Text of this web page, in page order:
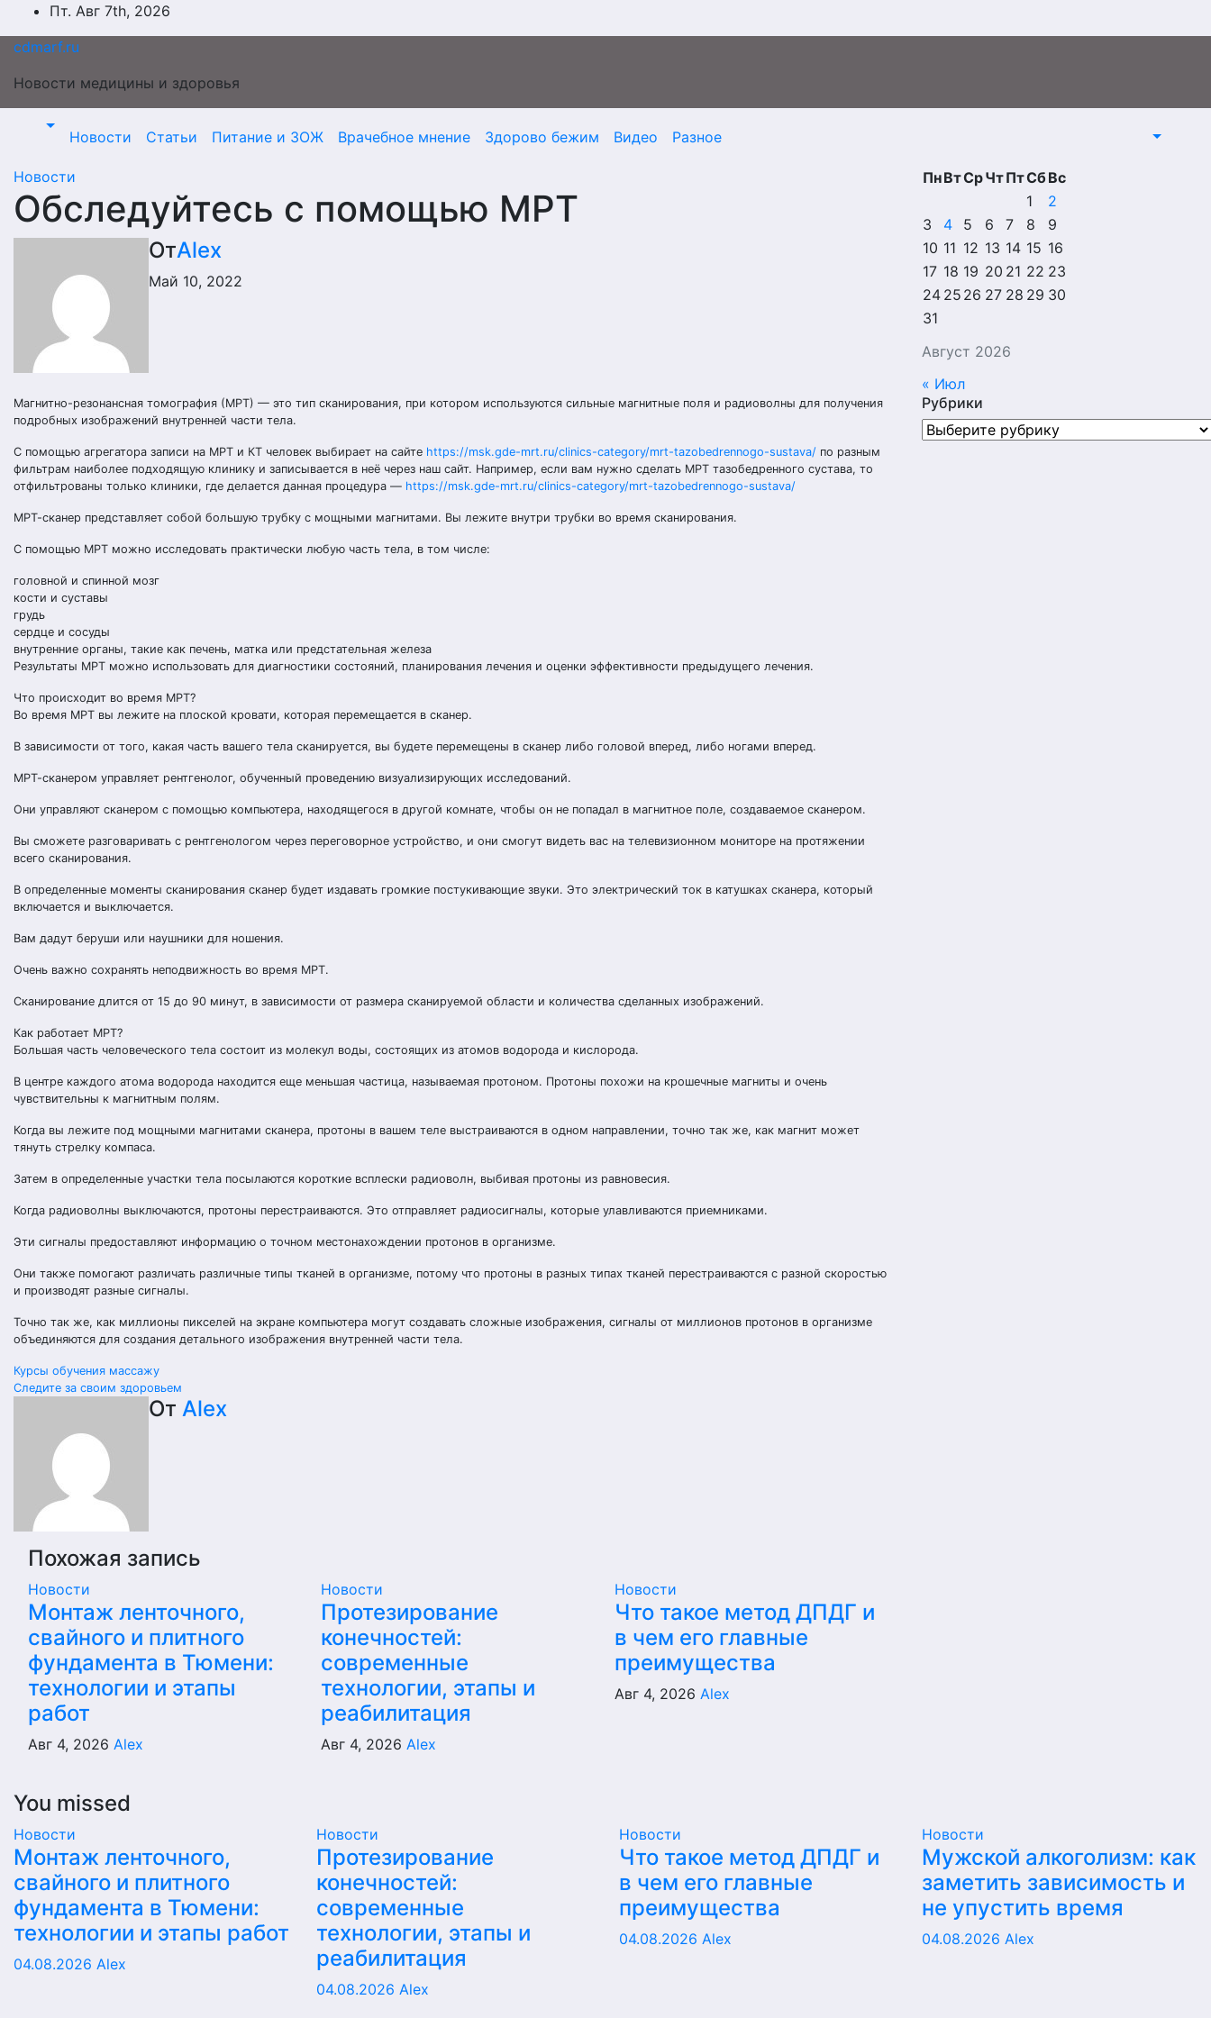
Перейти
к
содержимому
Пт. Авг 7th, 2026
cdmarf.ru
Новости медицины и здоровья
Новости Статьи Питание и ЗОЖ Врачебное мнение Здорово бежим Видео Разное
Новости
Обследуйтесь с помощью МРТ
ОтAlex
Май 10, 2022
Магнитно-резонансная томография (МРТ) — это тип сканирования, при котором используются сильные магнитные поля и радиоволны для получения
подробных изображений внутренней части тела.
С помощью агрегатора записи на МРТ и КТ человек выбирает на сайте https://msk.gde-mrt.ru/clinics-category/mrt-tazobedrennogo-sustava/ по разным
фильтрам наиболее подходящую клинику и записывается в неё через наш сайт. Например, если вам нужно сделать МРТ тазобедренного сустава, то
отфильтрованы только клиники, где делается данная процедура — https://msk.gde-mrt.ru/clinics-category/mrt-tazobedrennogo-sustava/
МРТ-сканер представляет собой большую трубку с мощными магнитами. Вы лежите внутри трубки во время сканирования.
С помощью МРТ можно исследовать практически любую часть тела, в том числе:
головной и спинной мозг
кости и суставы
грудь
сердце и сосуды
внутренние органы, такие как печень, матка или предстательная железа
Результаты МРТ можно использовать для диагностики состояний, планирования лечения и оценки эффективности предыдущего лечения.
Что происходит во время МРТ?
Во время МРТ вы лежите на плоской кровати, которая перемещается в сканер.
В зависимости от того, какая часть вашего тела сканируется, вы будете перемещены в сканер либо головой вперед, либо ногами вперед.
МРТ-сканером управляет рентгенолог, обученный проведению визуализирующих исследований.
Они управляют сканером с помощью компьютера, находящегося в другой комнате, чтобы он не попадал в магнитное поле, создаваемое сканером.
Вы сможете разговаривать с рентгенологом через переговорное устройство, и они смогут видеть вас на телевизионном мониторе на протяжении
всего сканирования.
В определенные моменты сканирования сканер будет издавать громкие постукивающие звуки. Это электрический ток в катушках сканера, который
включается и выключается.
Вам дадут беруши или наушники для ношения.
Очень важно сохранять неподвижность во время МРТ.
Сканирование длится от 15 до 90 минут, в зависимости от размера сканируемой области и количества сделанных изображений.
Как работает МРТ?
Большая часть человеческого тела состоит из молекул воды, состоящих из атомов водорода и кислорода.
В центре каждого атома водорода находится еще меньшая частица, называемая протоном. Протоны похожи на крошечные магниты и очень
чувствительны к магнитным полям.
Когда вы лежите под мощными магнитами сканера, протоны в вашем теле выстраиваются в одном направлении, точно так же, как магнит может
тянуть стрелку компаса.
Затем в определенные участки тела посылаются короткие всплески радиоволн, выбивая протоны из равновесия.
Когда радиоволны выключаются, протоны перестраиваются. Это отправляет радиосигналы, которые улавливаются приемниками.
Эти сигналы предоставляют информацию о точном местонахождении протонов в организме.
Они также помогают различать различные типы тканей в организме, потому что протоны в разных типах тканей перестраиваются с разной скоростью
и производят разные сигналы.
Точно так же, как миллионы пикселей на экране компьютера могут создавать сложные изображения, сигналы от миллионов протонов в организме
объединяются для создания детального изображения внутренней части тела.
Навигация
записям
Курсы обучения массажу
Следите за своим здоровьем
От Alex
Похожая запись
Новости
Монтаж ленточного,
свайного и плитного
фундамента в Тюмени:
технологии и этапы
работ
Авг 4, 2026 Alex
Новости
Протезирование
конечностей:
современные
технологии, этапы и
реабилитация
Авг 4, 2026Alex
Новости
Что такое метод ДПДГ и
в чем его главные
преимущества
Авг 4, 2026 Alex
Август 2026
ПнВтСрЧтПтСбВс
1
2
3
4 5 6 7 8
9
10 11 12 13 14 15 16
17 18 19 20 21 22 23
24 25 26 27 28 29 30
31
« Июл
Рубрики
Рубрики
You missed
Новости
Монтаж ленточного,
свайного и плитного
фундамента в Тюмени:
технологии и этапы работ
04.08.2026 Alex
Новости
Протезирование
конечностей:
современные
технологии, этапы и
реабилитация
04.08.2026 Alex
Новости
Что такое метод ДПДГ и
в чем его главные
преимущества
04.08.2026 Alex
Новости
Мужской алкоголизм: как
заметить зависимость и
не упустить время
04.08.2026 Alex